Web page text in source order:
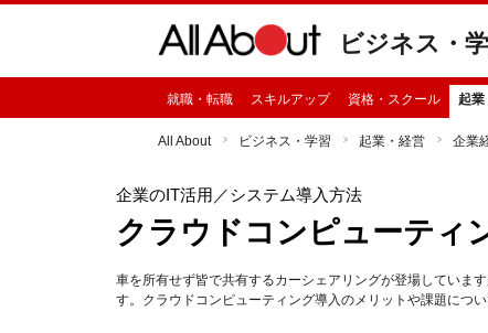
ビジネス・
就職・転職 スキルアップ 資格・スクール 起業
All About ビジネス・学習 起業・経営 企業
企業のIT活用 ／システム導入方法
クラウドコンピューティ
車を所有せず皆で共有するカーシェアリングが登場していま
す。クラウドコンピューティング導入のメリットや課題につい